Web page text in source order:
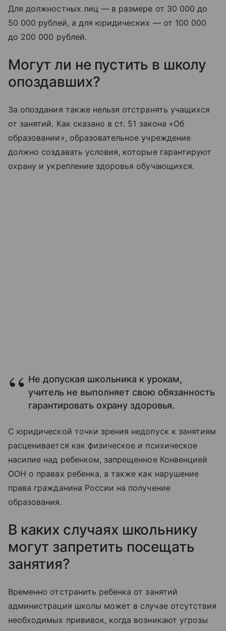
Для должностных лиц — в размере от 30 000 до
50 000 рублей, а для юридических — от 100 000
до 200 000 рублей.
Могут ли не пустить в школу
опоздавших?
За опоздания также нельзя отстранять учащихся
от занятий. Как сказано в ст. 51 закона «Об
образовании», образовательное учреждение
должно создавать условия, которые гарантируют
охрану и укрепление здоровья обучающихся.
Не допуская школьника к урокам,
учитель не выполняет свою обязанность
гарантировать охрану здоровья.
С юридической точки зрения недопуск к занятиям
расценивается как физическое и психическое
насилие над ребенком, запрещенное Конвенцией
ООН о правах ребенка, а также как нарушение
права гражданина России на получение
образования.
В каких случаях школьнику
могут запретить посещать
занятия?
Временно отстранить ребенка от занятий
администрация школы может в случае отсутствия
необходимых прививок, когда возникают угрозы